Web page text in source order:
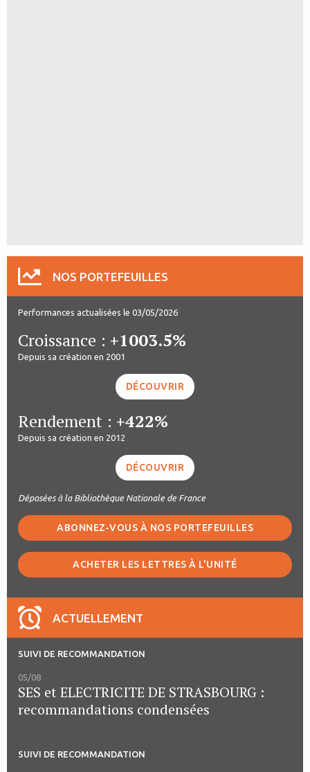
NOS PORTEFEUILLES
Performances actualisées le 03/05/2026
Croissance : +1003.5%
Depuis sa création en 2001
DÉCOUVRIR
Rendement : +422%
Depuis sa création en 2012
DÉCOUVRIR
Déposées à la Bibliothèque Nationale de France
ABONNEZ-VOUS À NOS PORTEFEUILLES
ACHETER LES LETTRES À L'UNITÉ
ACTUELLEMENT
SUIVI DE RECOMMANDATION
05/08
SES et ELECTRICITE DE STRASBOURG :
recommandations condensées
SUIVI DE RECOMMANDATION